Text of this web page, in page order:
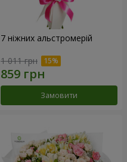
7 ніжних альстромерій
1 011 грн
Замовити